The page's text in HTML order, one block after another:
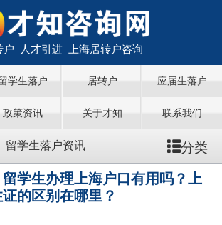
户 人才引进 上海居转户咨询
学生落户 居转户 应届生落户
政策资讯 关于才知 联系我们
留学生落户资讯 分类
学生办理上海户口有用吗？上
的区别在哪里？